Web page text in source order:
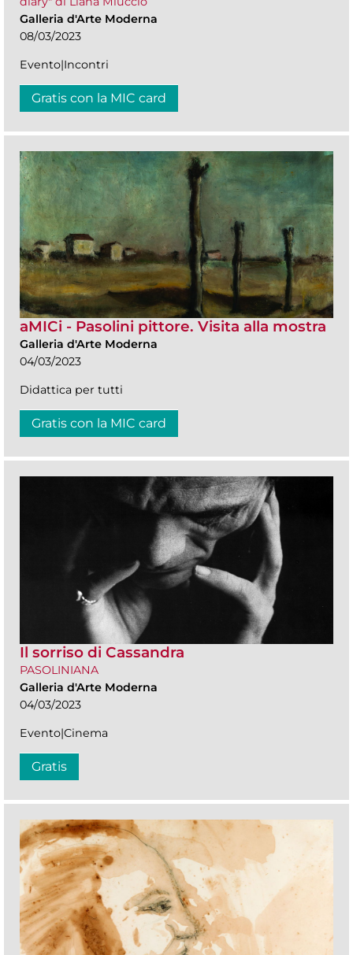
Galleria d'Arte Moderna
08/03/2023
Evento|Incontri
Gratis con la MIC card
aMICi - Pasolini pittore. Visita alla mostra
Galleria d'Arte Moderna
04/03/2023
Didattica per tutti
Gratis con la MIC card
Il sorriso di Cassandra
PASOLINIANA
Galleria d'Arte Moderna
04/03/2023
Evento|Cinema
Gratis